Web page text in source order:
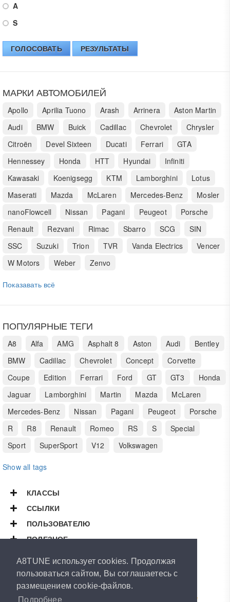
A8TUNE использует cookies. Продолжая
пользоваться сайтом, Вы соглашаетесь с
размещением cookie-файлов.
Подробнее
A
S
ГОЛОСОВАТЬ РЕЗУЛЬТАТЫ
МАРКИ АВТОМОБИЛЕЙ
Apollo Aprilia Tuono Arash Arrinera
Aston Martin
Audi
BMW Buick Cadillac Chevrolet
Chrysler
Citroën
Devel Sixteen Ducati Ferrari
GTA
Hennessey
Honda HTT Hyundai
Infiniti
Kawasaki
Koenigsegg KTM Lamborghini
Lotus
Maserati
Mazda McLaren Mercedes-Benz
Mosler
nanoFlowcell
Nissan Pagani Peugeot
Porsche
Renault
Rezvani Rimac Sbarro SCG
SIN
SSC
Suzuki Trion TVR Vanda Electrics
Vencer
W Motors
Weber Zenvo
Показавать всё
ПОПУЛЯРНЫЕ ТЕГИ
A8 Alfa AMG Asphalt 8 Aston Audi
Bentley
BMW
Cadillac Chevrolet Concept
Corvette
Coupe
Edition Ferrari Ford GT GT3
Honda
Jaguar
Lamborghini Martin Mazda
McLaren
Mercedes-Benz
Nissan Pagani Peugeot
Porsche
R
R8 Renault Romeo RS S
Special
Sport
SuperSport V12 Volkswagen
Show all tags
КЛАССЫ
ССЫЛКИ
ПОЛЬЗОВАТЕЛЮ
ПОЛЕЗНОЕ
Copyright © 2026A8TUNE
All Rights Reserved.
Powered byArthurVeselov
Special thanks to
Dasle